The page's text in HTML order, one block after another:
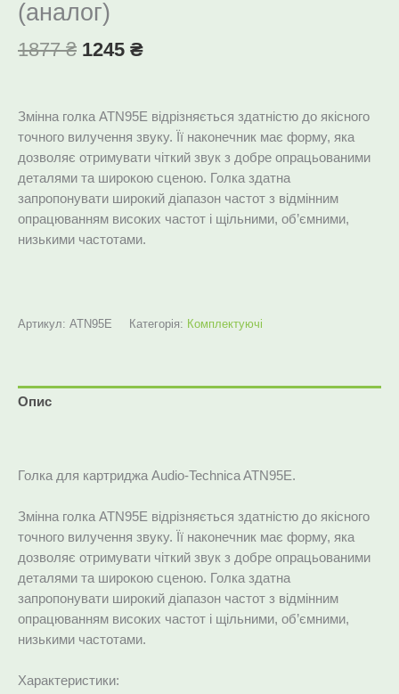
(аналог)
1877₴ 1245 ₴
Змінна голка ATN95E відрізняється здатністю до якісного
точного вилучення звуку. Її наконечник має форму, яка
дозволяє отримувати чіткий звук з добре опрацьованими
деталями та широкою сценою. Голка здатна
запропонувати широкий діапазон частот з відмінним
опрацюванням високих частот і щільними, об’ємними,
низькими частотами.
Артикул: ATN95E Категорія: Комплектуючі
Опис
Голка для картриджа Audio-Technica ATN95E.
Змінна голка ATN95E відрізняється здатністю до якісного
точного вилучення звуку. Її наконечник має форму, яка
дозволяє отримувати чіткий звук з добре опрацьованими
деталями та широкою сценою. Голка здатна
запропонувати широкий діапазон частот з відмінним
опрацюванням високих частот і щільними, об’ємними,
низькими частотами.
Характеристики: